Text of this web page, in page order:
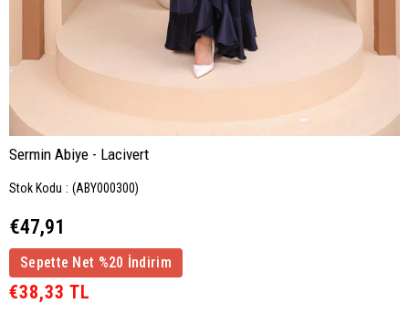
Sermin Abiye - Lacivert
Stok Kodu (ABY000300)
€47,91
Sepette Net %20 İndirim
€38,33 TL